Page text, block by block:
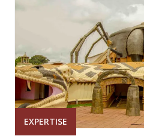
EXPERTISE